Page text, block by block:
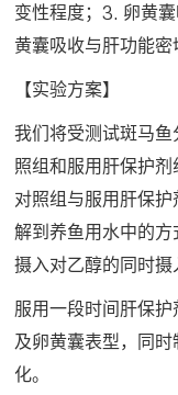
变性程度；3. 卵黄
黄囊吸收与肝功能密
【实验方案】
我们将受测试斑马
照组和服用肝保护
对照组与服用肝保
解到养鱼用水中的
摄入对乙醇的同时摄
服用一段时间肝保
及卵黄囊表型，同
化。